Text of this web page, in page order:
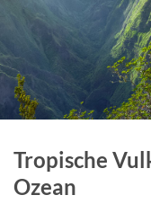
Tropische
Ozean